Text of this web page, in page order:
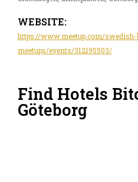
WEBSITE:
https://www.meetup.com/
meetups/events/312195503/
Find Hotels
Göteborg